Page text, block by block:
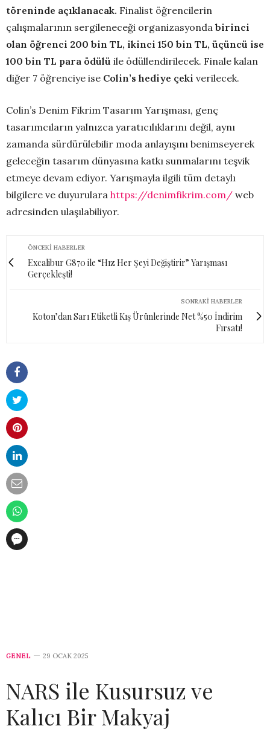
töreninde açıklanacak. Finalist öğrencilerin
çalışmalarının sergileneceği organizasyonda birinci
olan öğrenci 200 bin TL, ikinci 150 bin TL, üçüncü ise
100 bin TL para ödülü ile ödüllendirilecek. Finale kalan
diğer 7 öğrenciye ise Colin’s hediye çeki verilecek.
Colin’s Denim Fikrim Tasarım Yarışması, genç
tasarımcıların yalnızca yaratıcılıklarını değil, aynı
zamanda sürdürülebilir moda anlayışını benimseyerek
geleceğin tasarım dünyasına katkı sunmalarını teşvik
etmeye devam ediyor. Yarışmayla ilgili tüm detaylı
bilgilere ve duyurulara https://denimfikrim.com/ web
adresinden ulaşılabiliyor.
ÖNCEKI HABERLER
Excalibur G870 ile “Hız Her Şeyi Değiştirir” Yarışması
Gerçekleşti!
SONRAKI HABERLER
Koton’dan Sarı Etiketli Kış Ürünlerinde Net %50 İndirim
Fırsatı!
GENEL 29 OCAK 2025
NARS ile Kusursuz ve
Kalıcı Bir Makyaj